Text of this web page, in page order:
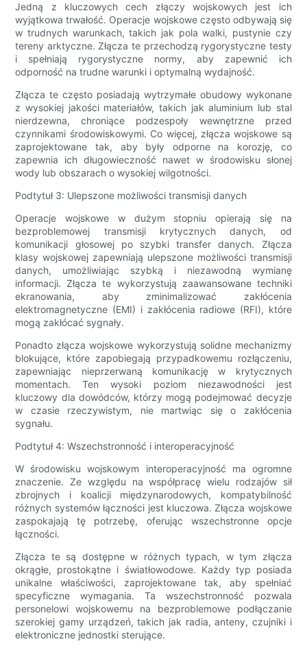
Jedną z kluczowych cech złączy wojskowych jest ich
wyjątkowa trwałość. Operacje wojskowe często odbywają się
w trudnych warunkach, takich jak pola walki, pustynie czy
tereny arktyczne. Złącza te przechodzą rygorystyczne testy
i spełniają rygorystyczne normy, aby zapewnić ich
odporność na trudne warunki i optymalną wydajność.
Złącza te często posiadają wytrzymałe obudowy wykonane
z wysokiej jakości materiałów, takich jak aluminium lub stal
nierdzewna, chroniące podzespoły wewnętrzne przed
czynnikami środowiskowymi. Co więcej, złącza wojskowe są
zaprojektowane tak, aby były odporne na korozję, co
zapewnia ich długowieczność nawet w środowisku słonej
wody lub obszarach o wysokiej wilgotności.
Podtytuł 3: Ulepszone możliwości transmisji danych
Operacje wojskowe w dużym stopniu opierają się na
bezproblemowej transmisji krytycznych danych, od
komunikacji głosowej po szybki transfer danych. Złącza
klasy wojskowej zapewniają ulepszone możliwości transmisji
danych, umożliwiając szybką i niezawodną wymianę
informacji. Złącza te wykorzystują zaawansowane techniki
ekranowania, aby zminimalizować zakłócenia
elektromagnetyczne (EMI) i zakłócenia radiowe (RFI), które
mogą zakłócać sygnały.
Ponadto złącza wojskowe wykorzystują solidne mechanizmy
blokujące, które zapobiegają przypadkowemu rozłączeniu,
zapewniając nieprzerwaną komunikację w krytycznych
momentach. Ten wysoki poziom niezawodności jest
kluczowy dla dowódców, którzy mogą podejmować decyzje
w czasie rzeczywistym, nie martwiąc się o zakłócenia
sygnału.
Podtytuł 4: Wszechstronność i interoperacyjność
W środowisku wojskowym interoperacyjność ma ogromne
znaczenie. Ze względu na współpracę wielu rodzajów sił
zbrojnych i koalicji międzynarodowych, kompatybilność
różnych systemów łączności jest kluczowa. Złącza wojskowe
zaspokajają tę potrzebę, oferując wszechstronne opcje
łączności.
Złącza te są dostępne w różnych typach, w tym złącza
okrągłe, prostokątne i światłowodowe. Każdy typ posiada
unikalne właściwości, zaprojektowane tak, aby spełniać
specyficzne wymagania. Ta wszechstronność pozwala
personelowi wojskowemu na bezproblemowe podłączanie
szerokiej gamy urządzeń, takich jak radia, anteny, czujniki i
elektroniczne jednostki sterujące.